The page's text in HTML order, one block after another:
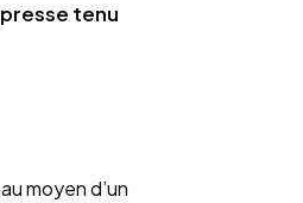
tenu
moyen d’un